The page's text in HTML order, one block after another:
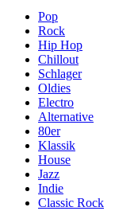
Pop
Rock
Hip Hop
Chillout
Schlager
Oldies
Electro
Alternative
80er
Klassik
House
Jazz
Indie
Classic Rock